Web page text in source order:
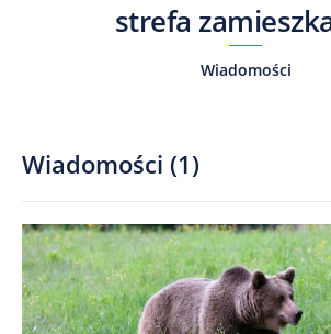
strefa
Wiadomości
Wiadomości (1)